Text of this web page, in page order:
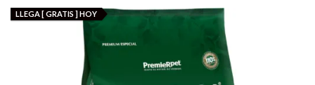
LLEGA [ GRATIS ] HOY